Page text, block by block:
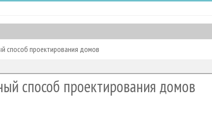
способ проектирования домов
способ проектирования домов